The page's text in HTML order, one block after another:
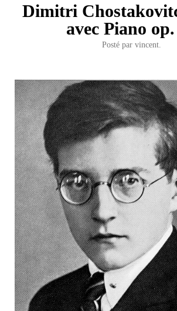
Dimitri
avec Piano
Posté par vincent.